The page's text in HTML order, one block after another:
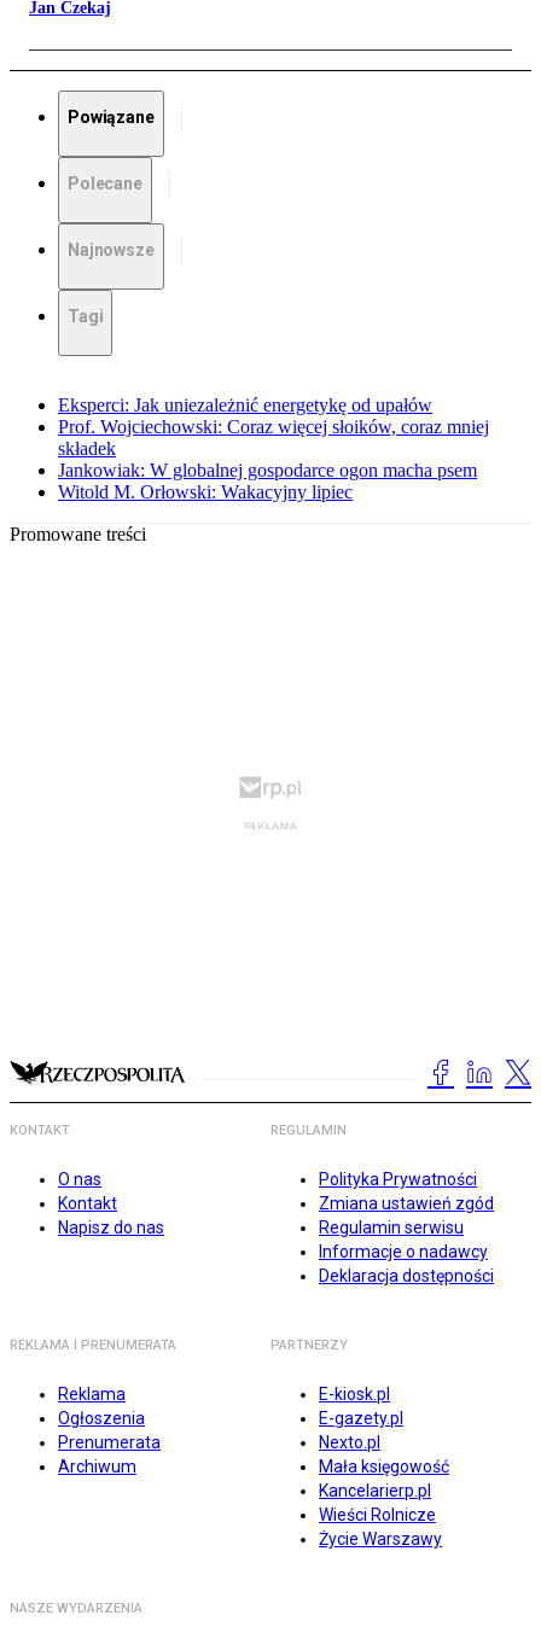
Jan Czekaj
Powiązane
Polecane
Najnowsze
Tagi
Eksperci: Jak uniezależnić energetykę od upałów
Prof. Wojciechowski: Coraz więcej słoików, coraz mniej
składek
Jankowiak: W globalnej gospodarce ogon macha psem
Witold M. Orłowski: Wakacyjny lipiec
Promowane treści
KONTAKT
O nas
Kontakt
Napisz do nas
REGULAMIN
Polityka Prywatności
Zmiana ustawień zgód
Regulamin serwisu
Informacje o nadawcy
Deklaracja dostępności
REKLAMA I PRENUMERATA
Reklama
Ogłoszenia
Prenumerata
Archiwum
PARTNERZY
E-kiosk.pl
E-gazety.pl
Nexto.pl
Mała księgowość
Kancelarierp.pl
Wieści Rolnicze
Życie Warszawy
NASZE WYDARZENIA